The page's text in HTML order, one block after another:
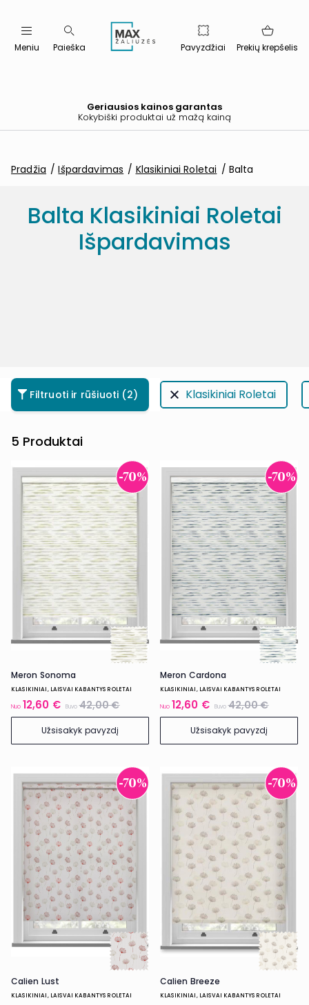
Meniu Paieška Pavyzdžiai Prekių krepšelis
Geriausios kainos garantas
Kokybiški produktai už mažą kainą
Pradžia Išpardavimas Klasikiniai Roletai Balta
Balta Klasikiniai Roletai
Išpardavimas
Filtruoti ir rūšiuoti (2) Klasikiniai Roletai
5 Produktai
-70%
Meron Sonoma
KLASIKINIAI, LAISVAI KABANTYS ROLETAI
Nuo 12,60 € Buvo42,00 €
Užsisakyk pavyzdį
-70%
Meron Cardona
KLASIKINIAI, LAISVAI KABANTYS ROLETAI
Nuo 12,60 € Buvo42,00 €
Užsisakyk pavyzdį
-70%
Calien Lust
KLASIKINIAI, LAISVAI KABANTYS ROLETAI
-70%
Calien Breeze
KLASIKINIAI, LAISVAI KABANTYS ROLETAI